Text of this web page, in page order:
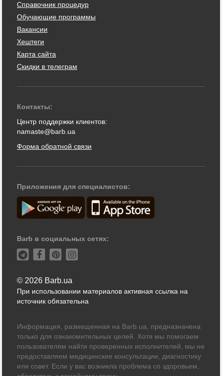
Справочник процедур
Обучающие программы
Вакансии
Хештеги
Карта сайта
Скидки в телеграм
Контакты:
Центр поддержки клиентов:
namaste@barb.ua
Форма обратной связи
Приложения для специалистов:
Barb в социальных сетях:
© 2026 Barb.ua
При использовании материалов активная ссылка на
источник обязательна
Информация, размещенная на Barb.ua, предназначена
только для ознакомительных целей. Хотя мы помогаем
пользователям найти проверенных исполнителей, мы не
предоставляем медицинские консультации, диагностику
или совет. Если у вас возникла проблема со здоровьем,